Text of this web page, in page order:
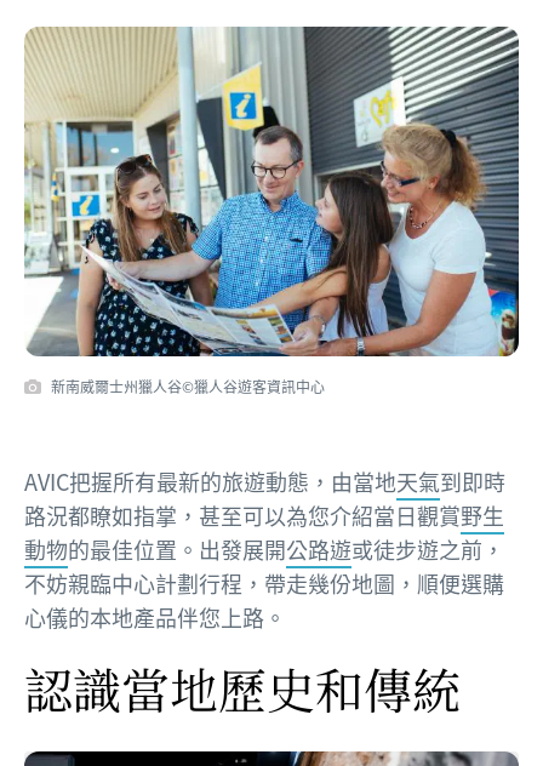
新南威爾士州獵人谷©獵人谷遊客資訊中心
AVIC把握所有最新的旅遊動態，由當地天氣到即時
路況都瞭如指掌，甚至可以為您介紹當日觀賞野生
動物的最佳位置。出發展開公路遊或徒步遊之前，
不妨親臨中心計劃行程，帶走幾份地圖，順便選購
心儀的本地產品伴您上路。
認識當地歷史和傳統